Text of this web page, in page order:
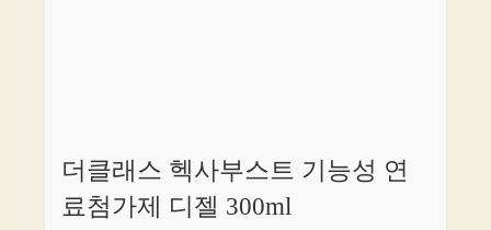
더클래스 헥사부스트 기능성 연
료첨가제 디젤 300ml